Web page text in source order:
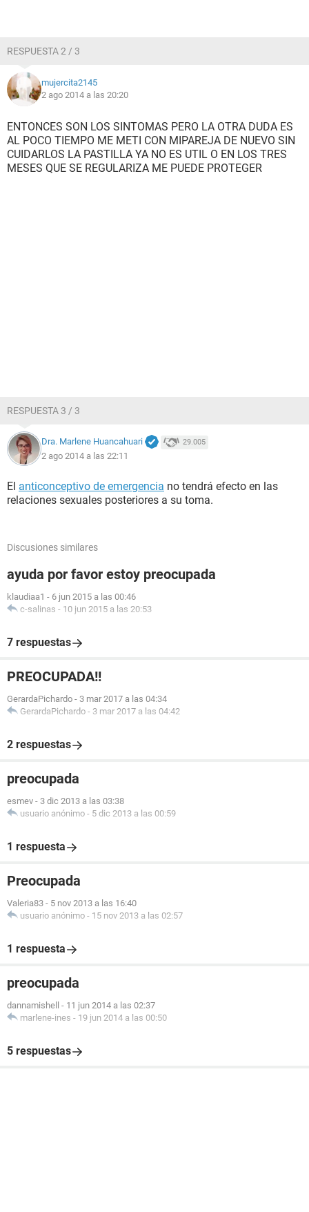
RESPUESTA 2 / 3
mujercita2145
2 ago 2014 a las 20:20
ENTONCES SON LOS SINTOMAS PERO LA OTRA DUDA ES
AL POCO TIEMPO ME METI CON MIPAREJA DE NUEVO SIN
CUIDARLOS LA PASTILLA YA NO ES UTIL O EN LOS TRES
MESES QUE SE REGULARIZA ME PUEDE PROTEGER
RESPUESTA 3 / 3
Dra. Marlene Huancahuari 29.005
2 ago 2014 a las 22:11
El anticonceptivo de emergencia no tendrá efecto en las
relaciones sexuales posteriores a su toma.
Discusiones similares
ayuda por favor estoy preocupada
klaudiaa1 - 6 jun 2015 a las 00:46
c-salinas - 10 jun 2015 a las 20:53
7 respuestas
PREOCUPADA!!
GerardaPichardo - 3 mar 2017 a las 04:34
GerardaPichardo - 3 mar 2017 a las 04:42
2 respuestas
preocupada
esmev - 3 dic 2013 a las 03:38
usuario anónimo - 5 dic 2013 a las 00:59
1 respuesta
Preocupada
Valeria83 - 5 nov 2013 a las 16:40
usuario anónimo - 15 nov 2013 a las 02:57
1 respuesta
preocupada
dannamishell - 11 jun 2014 a las 02:37
marlene-ines - 19 jun 2014 a las 00:50
5 respuestas